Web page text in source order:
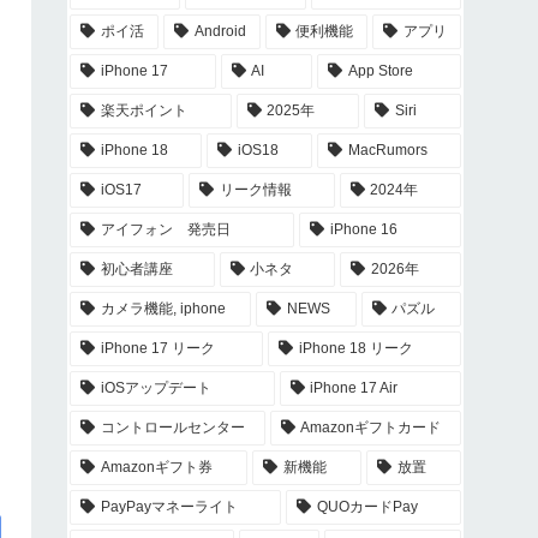
ポイ活 Android 便利機能 アプリ
iPhone 17 AI App Store
楽天ポイント 2025年 Siri
iPhone 18 iOS18 MacRumors
iOS17 リーク情報 2024年
アイフォン 発売日 iPhone 16
初心者講座 小ネタ 2026年
カメラ機能, iphone NEWS パズル
iPhone 17 リーク iPhone 18 リーク
iOSアップデート iPhone 17 Air
コントロールセンター Amazonギフトカード
Amazonギフト券 新機能 放置
PayPayマネーライト QUOカードPay